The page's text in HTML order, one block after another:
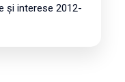
și interese 2012-